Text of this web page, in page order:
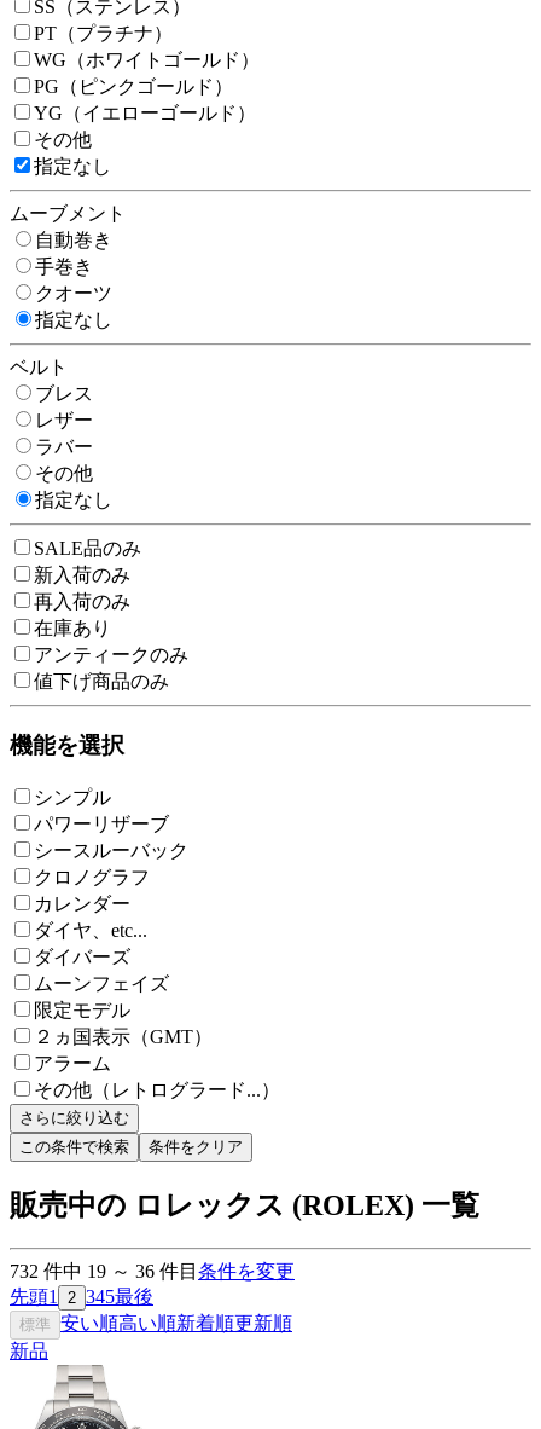
SS（ステンレス）
PT（プラチナ）
WG（ホワイトゴールド）
PG（ピンクゴールド）
YG（イエローゴールド）
その他
指定なし
ムーブメント
自動巻き
手巻き
クオーツ
指定なし
ベルト
ブレス
レザー
ラバー
その他
指定なし
SALE品のみ
新入荷のみ
再入荷のみ
在庫あり
アンティークのみ
値下げ商品のみ
機能を選択
シンプル
パワーリザーブ
シースルーバック
クロノグラフ
カレンダー
ダイヤ、etc...
ダイバーズ
ムーンフェイズ
限定モデル
２ヵ国表示（GMT）
アラーム
その他（レトログラード...）
さらに絞り込む
この条件で検索
条件をクリア
販売中の ロレックス (ROLEX) 一覧
732 件中 19 ～ 36 件目 条件を変更
先頭1 2 345最後
標準 安い順高い順新着順更新順
新品